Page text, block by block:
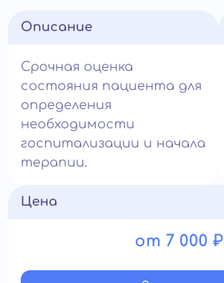
Описание
Срочная оценка
состояния пациента для
определения
необходимости
госпитализации и начала
терапии.
Цена
от 7 000 ₽